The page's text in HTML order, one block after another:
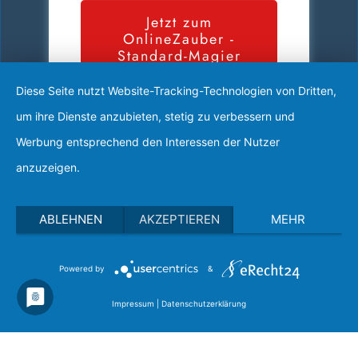
Jetzt zum
OnlineZauber -
Standard-Magier
Abonnieren
Abonnieren
Diese Seite nutzt Website-Tracking-Technologien von Dritten,
um ihre Dienste anzubieten, stetig zu verbessern und
Werbung entsprechend den Interessen der Nutzer
anzuzeigen.
ABLEHNEN AKZEPTIEREN MEHR
Powered by &
Impressum Datenschutzerklärung